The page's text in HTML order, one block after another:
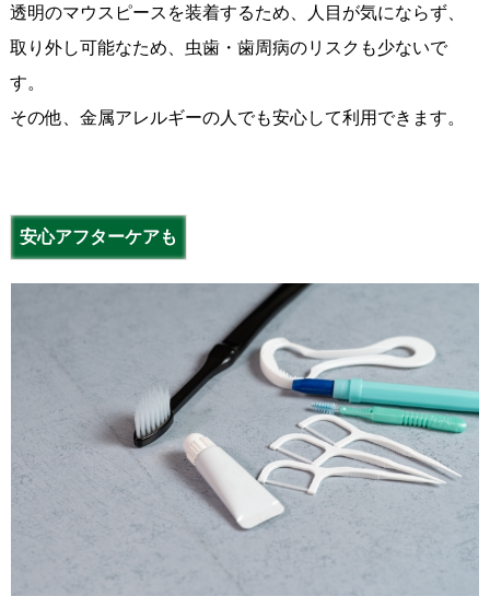
透明のマウスピースを装着するため、人目が気にならず、
取り外し可能なため、虫歯・歯周病のリスクも少ないで
す。
その他、金属アレルギーの人でも安心して利用できます。
安心アフターケアも